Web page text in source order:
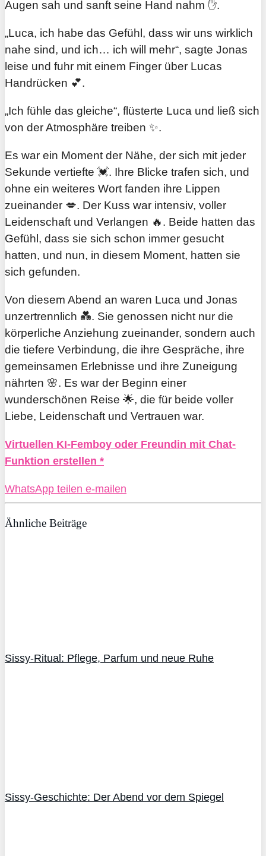
Augen sah und sanft seine Hand nahm ✋.
„Luca, ich habe das Gefühl, dass wir uns wirklich
nahe sind, und ich… ich will mehr“, sagte Jonas
leise und fuhr mit einem Finger über Lucas
Handrücken 💕.
„Ich fühle das gleiche“, flüsterte Luca und ließ sich
von der Atmosphäre treiben ✨.
Es war ein Moment der Nähe, der sich mit jeder
Sekunde vertiefte 💓. Ihre Blicke trafen sich, und
ohne ein weiteres Wort fanden ihre Lippen
zueinander 💋. Der Kuss war intensiv, voller
Leidenschaft und Verlangen 🔥. Beide hatten das
Gefühl, dass sie sich schon immer gesucht
hatten, und nun, in diesem Moment, hatten sie
sich gefunden.
Von diesem Abend an waren Luca und Jonas
unzertrennlich 💑. Sie genossen nicht nur die
körperliche Anziehung zueinander, sondern auch
die tiefere Verbindung, die ihre Gespräche, ihre
gemeinsamen Erlebnisse und ihre Zuneigung
nährten 🌸. Es war der Beginn einer
wunderschönen Reise 🌟, die für beide voller
Liebe, Leidenschaft und Vertrauen war.
Virtuellen KI-Femboy oder Freundin mit Chat-
Funktion erstellen *
WhatsApp teilen e-mailen
Ähnliche Beiträge
Sissy-Ritual: Pflege, Parfum und neue Ruhe
Sissy-Geschichte: Der Abend vor dem Spiegel